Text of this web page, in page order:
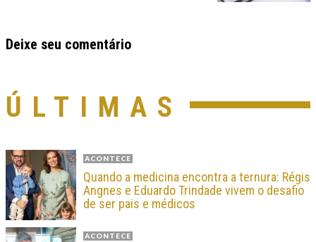
Deixe seu comentário
ÚLTIMAS
ACONTECE
Quando a medicina encontra a ternura: Régis
Angnes e Eduardo Trindade vivem o desafio
de ser pais e médicos
ACONTECE